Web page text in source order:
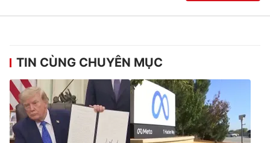
TIN CÙNG CHUYÊN MỤC